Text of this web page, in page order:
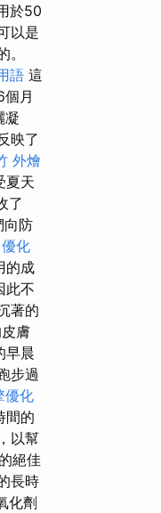
於50
以是
語 這
月
凝
映了
外燴
夏天
了
向防
化
的成
此不
著的
膚
早晨
步過
優化
間的
以幫
絕佳
長時
化劑